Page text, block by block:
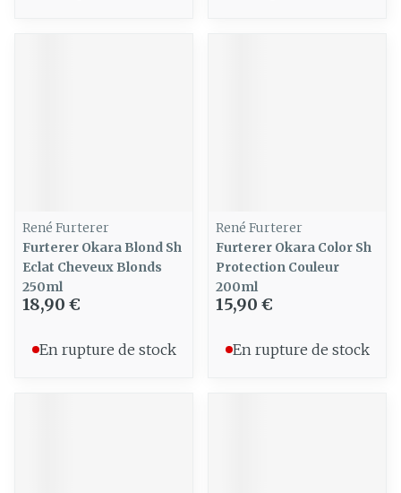
René Furterer
Furterer Okara Blond Sh
Eclat Cheveux Blonds
250ml
18,90 €
En rupture de stock
René Furterer
Furterer Okara Color Sh
Protection Couleur
200ml
15,90 €
En rupture de stock